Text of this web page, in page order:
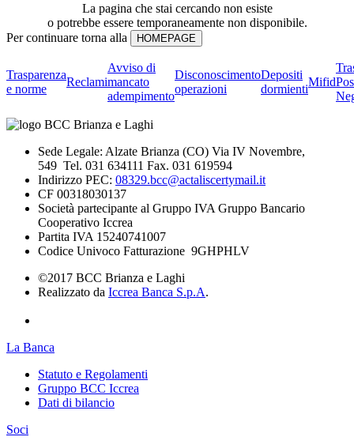
La pagina che stai cercando non esiste
o potrebbe essere temporaneamente non disponibile.
Per continuare torna alla
Trasparenza
e norme
Reclami
Avviso di
mancato
adempimento
Disconoscimento
operazioni
Depositi
dormienti
Mifid
Sede Legale: Alzate Brianza (CO) Via IV Novembre,
549 Tel. 031 634111 Fax. 031 619594
Indirizzo PEC: 08329.bcc@actaliscertymail.it
CF 00318030137
Società partecipante al Gruppo IVA Gruppo Bancario
Cooperativo Iccrea
Partita IVA 15240741007
Codice Univoco Fatturazione 9GHPHLV
©2017 BCC Brianza e Laghi
Realizzato da Iccrea Banca S.p.A.
La Banca
Statuto e Regolamenti
Gruppo BCC Iccrea
Dati di bilancio
Soci